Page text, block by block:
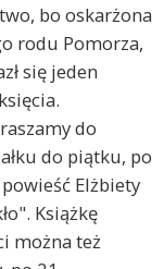
bo oskarżona
rodu Pomorza,
się jeden
do
do piątku, po
Elżbiety
Książkę
można też